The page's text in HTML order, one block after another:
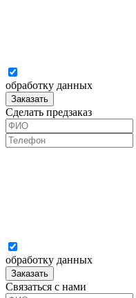
обработку данных
Заказать
Сделать предзаказ
обработку данных
Заказать
Связаться с нами